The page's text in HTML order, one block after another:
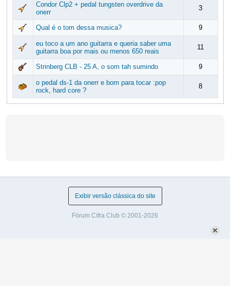
Condor Clp2 + pedal tungsten overdrive da
onerr
3
Qual é o tom dessa musica? 9
eu toco a um ano guitarra e queria saber uma
guitarra boa por mais ou menos 650 reais
11
Strinberg CLB - 25 A, o som tah sumindo 9
o pedal ds-1 da onerr e bom para tocar :pop
rock, hard core ?
8
Exibir versão clássica do site
Fórum Cifra Club © 2001-2026